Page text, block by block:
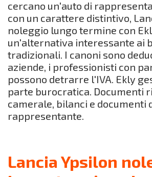
cercano un'auto di
con un carattere distintivo,
noleggio lungo termine con
un'alternativa interessante ai
tradizionali. I canoni sono
aziende, i professionisti con
possono detrarre l'IVA. Ekly
parte burocratica. Documenti
camerale, bilanci e documenti
rappresentante.
Lancia Ypsilon